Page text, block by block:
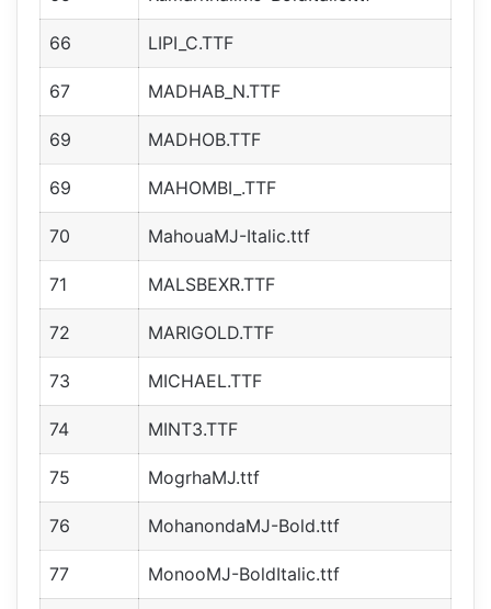
66 LIPI_C.TTF
67 MADHAB_N.TTF
69 MADHOB.TTF
69 MAHOMBI_.TTF
70 MahouaMJ-Italic.ttf
71 MALSBEXR.TTF
72 MARIGOLD.TTF
73 MICHAEL.TTF
74 MINT3.TTF
75 MogrhaMJ.ttf
76 MohanondaMJ-Bold.ttf
77 MonooMJ-BoldItalic.ttf